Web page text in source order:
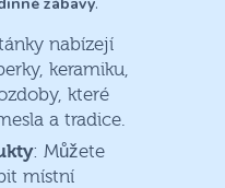
nabízejí
keramiku,
které
a tradice.
: Můžete
místní